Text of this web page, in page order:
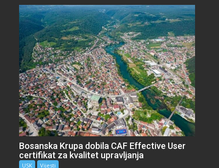
Bosanska Krupa dobila CAF Effective User
certifikat za kvalitet upravljanja
USK Vijesti